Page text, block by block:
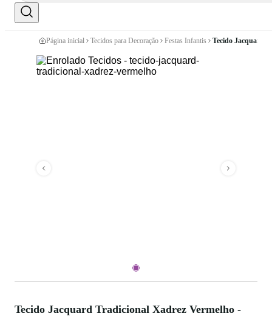
Página inicial Tecidos para Decoração Festas Infantis Tecido Jacquard
Tecido Jacquard Tradicional Xadrez Vermelho -